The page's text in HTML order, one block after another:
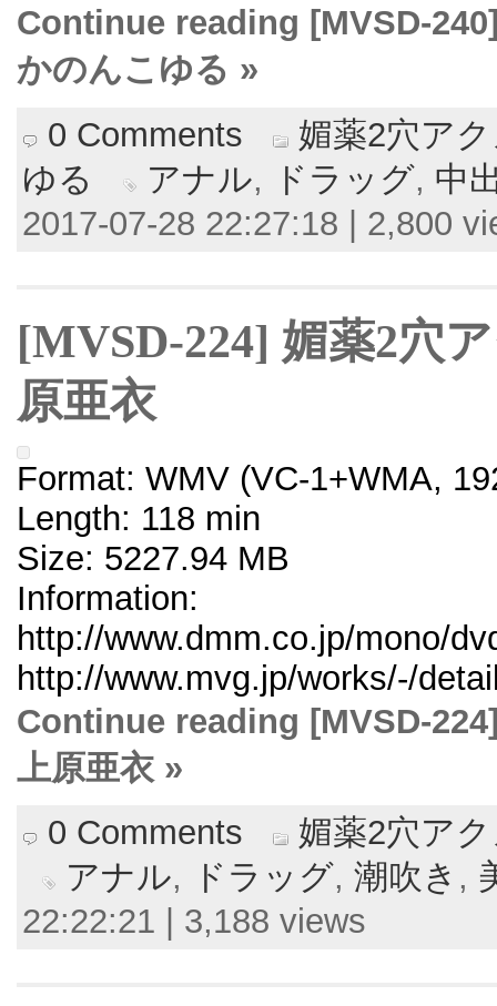
Continue reading [MVSD-
かのんこゆる »
0 Comments
媚薬2穴ア
ゆる
アナル, ドラッグ, 中
2017-07-28 22:27:18 | 2,800
[MVSD-224] 媚薬2穴
原亜衣
Format: WMV (VC-1+WMA,
Length: 118 min
Size: 5227.94 MB
Information:
http://www.dmm.co.jp/mono/
http://www.mvg.jp/works/-/
Continue reading [MVSD-
上原亜衣 »
0 Comments
媚薬2穴ア
アナル, ドラッグ, 潮吹き ,
22:22:21 | 3,188 views